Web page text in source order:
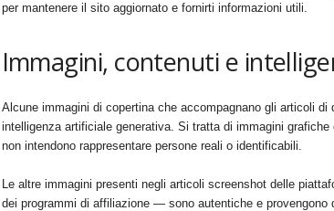
per mantenere il sito aggiornato e fornirti informazioni utili.
Immagini, contenuti e
Alcune immagini di copertina che accompagnano gli articoli
intelligenza artificiale generativa. Si tratta di immagini
non intendono rappresentare persone reali o identificabili.
Le altre immagini presenti negli articoli screenshot delle
dei programmi di affiliazione — sono autentiche e provengono